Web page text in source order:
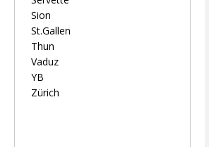
Sion
St.Gallen
Thun
Vaduz
YB
Zürich